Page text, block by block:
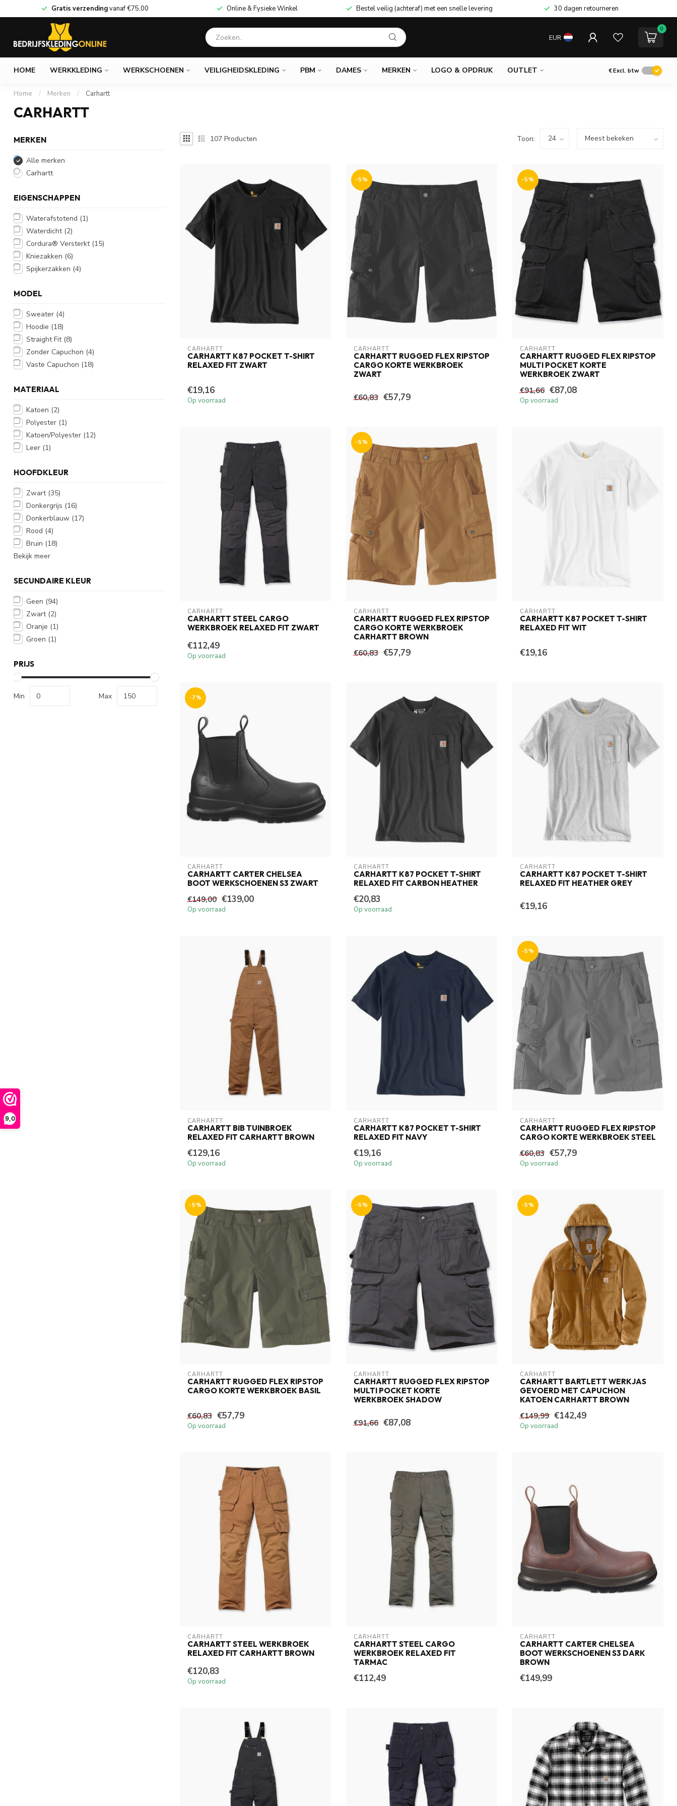
9,0
Gratis verzendingvanaf€75,00 Online & Fysieke Winkel Bestel veilig (achteraf) met een snelle levering 30 dagen retourneren
EUR
0
HOME WERKKLEDING WERKSCHOENEN VEILIGHEIDSKLEDING PBM DAMES MERKEN LOGO & OPDRUK OUTLET €Excl. btw
Home / Merken / Carhartt
CARHARTT
MERKEN
Alle merken
Carhartt
EIGENSCHAPPEN
Waterafstotend (1)
Waterdicht (2)
Cordura® Versterkt (15)
Kniezakken (6)
Spijkerzakken (4)
MODEL
Sweater (4)
Hoodie (18)
Straight Fit (8)
Zonder Capuchon (4)
Vaste Capuchon (18)
MATERIAAL
Katoen (2)
Polyester (1)
Katoen/Polyester (12)
Leer (1)
HOOFDKLEUR
Zwart (35)
Donkergrijs (16)
Donkerblauw (17)
Rood (4)
Bruin (18)
Bekijk meer
SECUNDAIRE KLEUR
Geen (94)
Zwart (2)
Oranje (1)
Groen (1)
PRIJS
Min Max
107 Producten Toon:
CARHARTT
CARHARTT K87 POCKET T-SHIRT
RELAXED FIT ZWART
€19,16
Op voorraad
-5%
CARHARTT
CARHARTT RUGGED FLEX RIPSTOP
CARGO KORTE WERKBROEK
ZWART
€60,83 €57,79
-5%
CARHARTT
CARHARTT RUGGED FLEX RIPSTOP
MULTI POCKET KORTE
WERKBROEK ZWART
€91,66 €87,08
Op voorraad
CARHARTT
CARHARTT STEEL CARGO
WERKBROEK RELAXED FIT ZWART
€112,49
Op voorraad
-5%
CARHARTT
CARHARTT RUGGED FLEX RIPSTOP
CARGO KORTE WERKBROEK
CARHARTT BROWN
€60,83 €57,79
CARHARTT
CARHARTT K87 POCKET T-SHIRT
RELAXED FIT WIT
€19,16
-7%
CARHARTT
CARHARTT CARTER CHELSEA
BOOT WERKSCHOENEN S3 ZWART
€149,00 €139,00
Op voorraad
CARHARTT
CARHARTT K87 POCKET T-SHIRT
RELAXED FIT CARBON HEATHER
€20,83
Op voorraad
CARHARTT
CARHARTT K87 POCKET T-SHIRT
RELAXED FIT HEATHER GREY
€19,16
CARHARTT
CARHARTT BIB TUINBROEK
RELAXED FIT CARHARTT BROWN
€129,16
Op voorraad
CARHARTT
CARHARTT K87 POCKET T-SHIRT
RELAXED FIT NAVY
€19,16
Op voorraad
-5%
CARHARTT
CARHARTT RUGGED FLEX RIPSTOP
CARGO KORTE WERKBROEK STEEL
€60,83 €57,79
Op voorraad
-5%
CARHARTT
CARHARTT RUGGED FLEX RIPSTOP
CARGO KORTE WERKBROEK BASIL
€60,83 €57,79
Op voorraad
-5%
CARHARTT
CARHARTT RUGGED FLEX RIPSTOP
MULTI POCKET KORTE
WERKBROEK SHADOW
€91,66 €87,08
-5%
CARHARTT
CARHARTT BARTLETT WERKJAS
GEVOERD MET CAPUCHON
KATOEN CARHARTT BROWN
€149,99 €142,49
Op voorraad
CARHARTT
CARHARTT STEEL WERKBROEK
RELAXED FIT CARHARTT BROWN
€120,83
Op voorraad
CARHARTT
CARHARTT STEEL CARGO
WERKBROEK RELAXED FIT
TARMAC
€112,49
CARHARTT
CARHARTT CARTER CHELSEA
BOOT WERKSCHOENEN S3 DARK
BROWN
€149,99